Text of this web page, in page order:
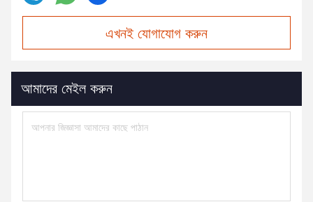
এখনই যোগাযোগ করুন
আমাদের মেইল করুন